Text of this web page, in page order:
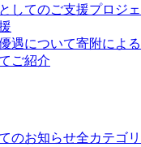
してのご支援プロジ
遇について寄附によ
ご紹介
のお知らせ全カテゴ